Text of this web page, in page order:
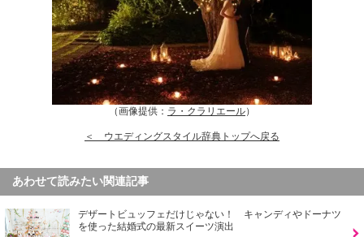
（画像提供： ラ・クラリエール）
＜ ウエディングスタイル辞典トップへ戻る
あわせて読みたい関連記事
デザートビュッフェだけじゃない！ キャンディやドーナツ
を使った結婚式の最新スイーツ演出